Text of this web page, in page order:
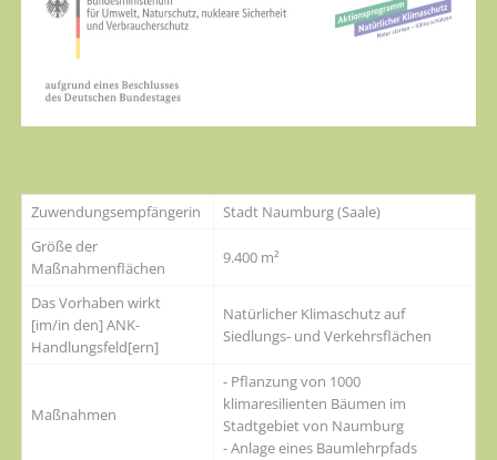
Zuwendungsempfängerin
Stadt Naumburg (Saale)
Größe der
Maßnahmenflächen
9.400 m²
Das Vorhaben wirkt
[im/in den] ANK-
Handlungsfeld[ern]
Natürlicher Klimaschutz auf
Siedlungs- und Verkehrsflächen
Maßnahmen
- Pflanzung von 1000
klimaresilienten Bäumen im
Stadtgebiet von Naumburg
- Anlage eines Baumlehrpfads